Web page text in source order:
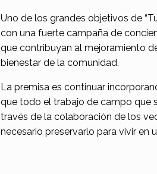
Uno de los grandes objetivos de
con una fuerte campaña de
que contribuyan al mejoramiento
bienestar de la comunidad.
La premisa es continuar
que todo el trabajo de campo que
través de la colaboración de los
necesario preservarlo para vivir en